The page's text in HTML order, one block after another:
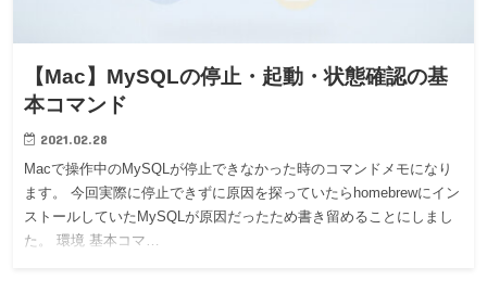
【Mac】MySQLの停止・起動・状態確認の基
本コマンド
2021.02.28
Macで操作中のMySQLが停止できなかった時のコマンドメモになり
ます。 今回実際に停止できずに原因を探っていたらhomebrewにイン
ストールしていたMySQLが原因だったため書き留めることにしまし
た。 環境 基本コマ…